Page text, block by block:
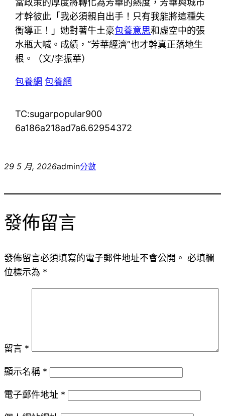
當政策的厚度將轉化為芳華的熱度，芳華與城市
才幹彼此「我必須親自出手！只有我能將這種失
衡導正！」她對著牛土豪包養意思和虛空中的張
水瓶大喊。成績，“芳華經濟”也才幹真正落地生
根。（文/李振華）
包養網 包養網
TC:sugarpopular900
6a186a218ad7a6.62954372
29 5 月, 2026admin分數
發佈留言
發佈留言必須填寫的電子郵件地址不會公開。 必填欄
位標示為 *
留言 *
顯示名稱 *
電子郵件地址 *